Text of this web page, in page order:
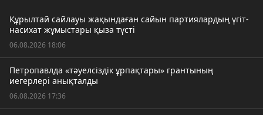
Құрылтай сайлауы жақындаған сайын партиялардың үгіт-
насихат жұмыстары қыза түсті
06.08.2026 18:06
Петропавлда «тәуелсіздік ұрпақтары» грантының
иегерлері анықталды
06.08.2026 17:36